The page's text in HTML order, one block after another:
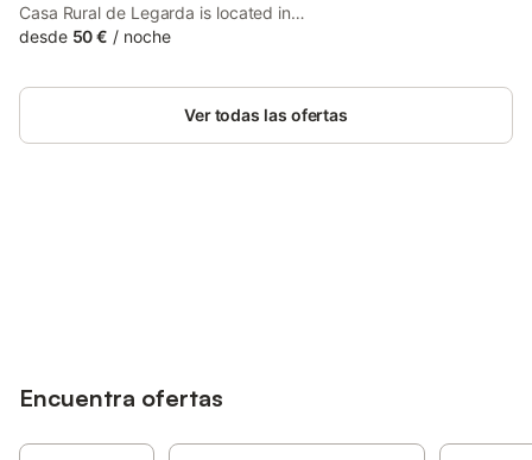
Casa Rural de Legarda is located in
Briñas, in Rioja Alta. This cosy guest
and Vitoria. Each room features heating,
a flat-screen TV and a wardrobe.
desde 50 € / noche
Ver todas las ofertas
Encuentra ofertas